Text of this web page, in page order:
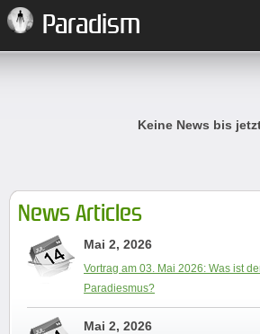
Paradism
Keine News bis
News Articles
Mai 2, 2026
Vortrag am 03. Mai 2026: Was ist
Paradiesmus?
Mai 2, 2026